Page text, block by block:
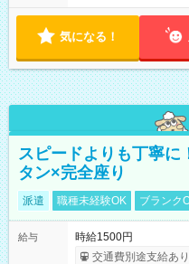
気になる！
スピードよりも丁寧に
タン×完全座り
派遣 職種未経験OK ブランク
給与
時給1500円
交通費別途支給あり